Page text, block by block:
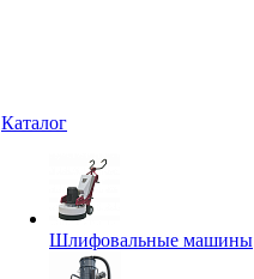
Каталог
Шлифовальные машины